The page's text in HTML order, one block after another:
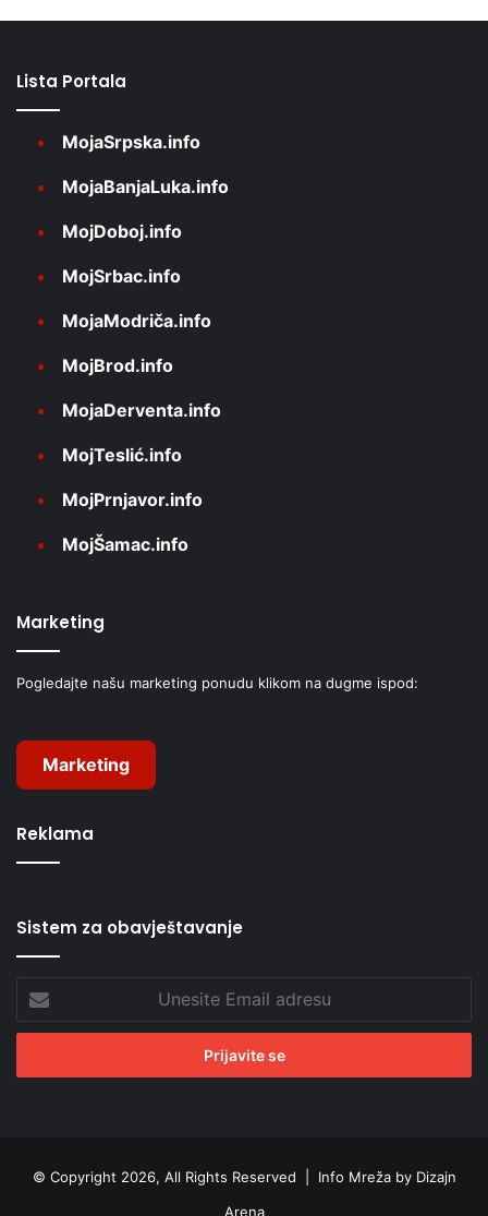
Lista Portala
MojaSrpska.info
MojaBanjaLuka.info
MojDoboj.info
MojSrbac.info
MojaModriča.info
MojBrod.info
MojaDerventa.info
MojTeslić.info
MojPrnjavor.info
MojŠamac.info
Marketing
Pogledajte našu marketing ponudu klikom na dugme ispod:
Marketing
Reklama
Sistem za obavještavanje
Email
adresu
© Copyright 2026, All Rights Reserved | Info Mreža by Dizajn
Arena